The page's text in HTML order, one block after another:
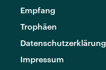
Empfang
Trophäen
Datenschutzerklärung
Impressum